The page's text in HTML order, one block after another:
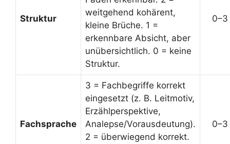
Struktur
weitgehend kohärent,
kleine Brüche. 1 =
erkennbare Absicht, aber
unübersichtlich. 0 = keine
Struktur.
0–3
Fachsprache
3 = Fachbegriffe korrekt
eingesetzt (z. B. Leitmotiv,
Erzählperspektive,
Analepse/Vorausdeutung).
2 = überwiegend korrekt.
0–3